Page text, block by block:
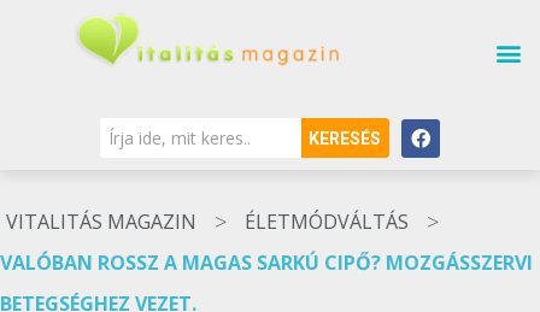
KERESÉS
VITALITÁS MAGAZIN > ÉLETMÓDVÁLTÁS >
VALÓBAN ROSSZ A MAGAS SARKÚ CIPŐ? MOZGÁSSZERVI
BETEGSÉGHEZ VEZET.